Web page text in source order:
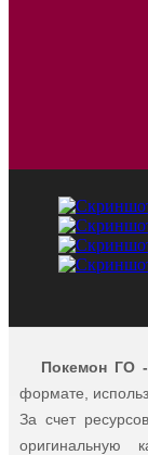
Покемон ГО
формате,
За счет
оригинальную